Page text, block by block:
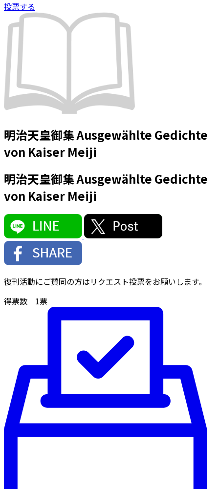
投票する
明治天皇御集 Ausgewählte Gedichte
von Kaiser Meiji
明治天皇御集 Ausgewählte Gedichte
von Kaiser Meiji
復刊活動にご賛同の方はリクエスト投票をお願いします。
得票数 1票